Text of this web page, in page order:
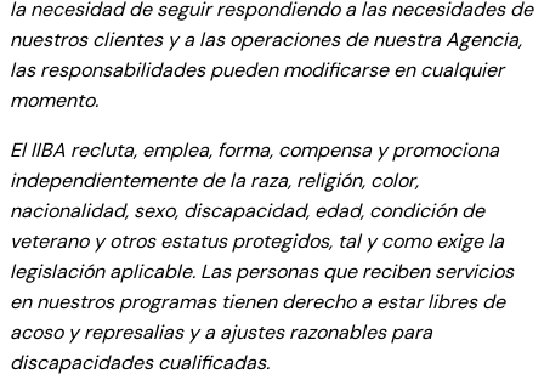
la necesidad de seguir respondiendo a las necesidades de
nuestros clientes y a las operaciones de nuestra Agencia,
las responsabilidades pueden modificarse en cualquier
momento.
El IIBA recluta, emplea, forma, compensa y promociona
independientemente de la raza, religión, color,
nacionalidad, sexo, discapacidad, edad, condición de
veterano y otros estatus protegidos, tal y como exige la
legislación aplicable. Las personas que reciben servicios
en nuestros programas tienen derecho a estar libres de
acoso y represalias y a ajustes razonables para
discapacidades cualificadas.